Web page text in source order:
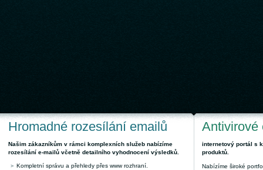
Hromadné rozesílání emailů
Našim zákazníkům v rámci komplexních služeb nabízíme
rozesílání e-mailů včetně detailního vyhodnocení výsledků.
Kompletní správu a přehledy přes www rozhraní.
Antivirové
internetový portál s
produktů.
Nabízíme široké